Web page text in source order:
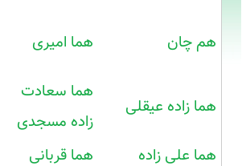
هم چان هما امیری
هما زاده عیقلی
هما سعادت
زاده مسجدی
هما علی زاده هما قربانی